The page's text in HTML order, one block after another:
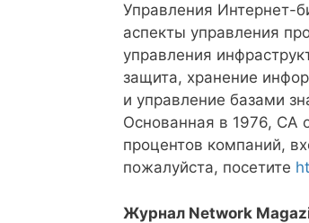
Управления Интернет-
аспекты управления
управления
защита, хранение
и управление базами
Основанная в 1976, CA
процентов компаний,
пожалуйста, посетите
Журнал Network